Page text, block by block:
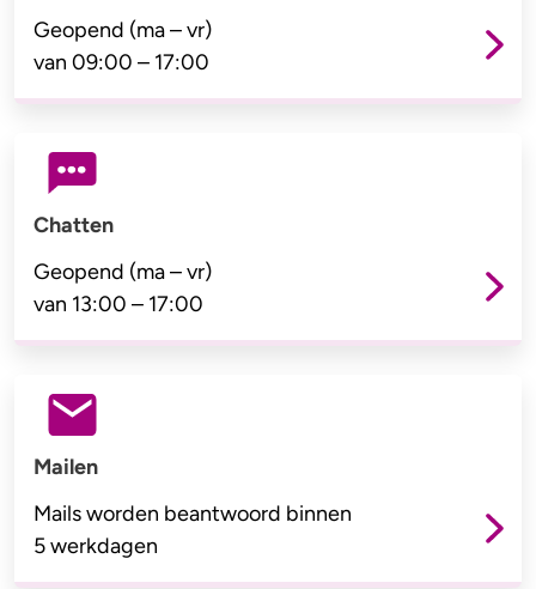
Geopend (ma – vr)
van 09:00 – 17:00
Chatten
Geopend (ma – vr)
van 13:00 – 17:00
Mailen
Mails worden beantwoord binnen
5 werkdagen